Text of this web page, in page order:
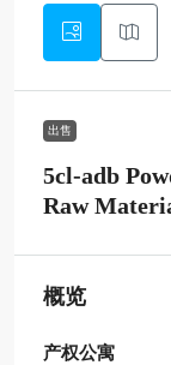
出售
5cl-adb
Raw
概览
产权公寓